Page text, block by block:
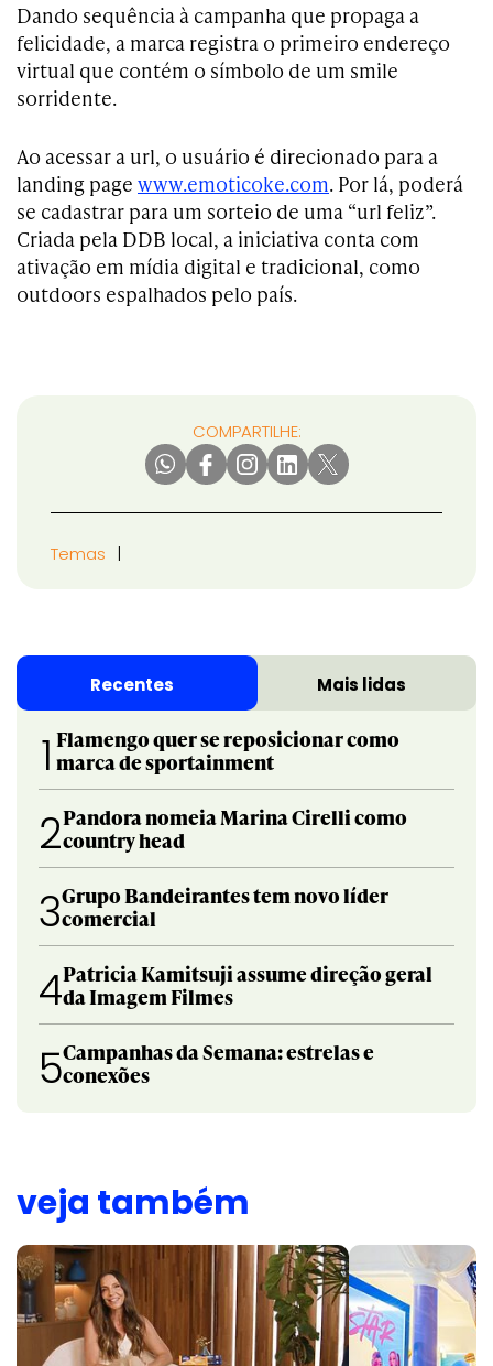
Dando sequência à campanha que propaga a
felicidade, a marca registra o primeiro endereço
virtual que contém o símbolo de um smile
sorridente.
Ao acessar a url, o usuário é direcionado para a
landing page www.emoticoke.com. Por lá, poderá
se cadastrar para um sorteio de uma “url feliz”.
Criada pela DDB local, a iniciativa conta com
ativação em mídia digital e tradicional, como
outdoors espalhados pelo país.
COMPARTILHE:
Temas
Recentes Mais lidas
1 Flamengo quer se reposicionar como
marca de sportainment
2Pandora nomeia Marina Cirelli como
country head
3Grupo Bandeirantes tem novo líder
comercial
4Patricia Kamitsuji assume direção geral
da Imagem Filmes
5Campanhas da Semana: estrelas e
conexões
veja também